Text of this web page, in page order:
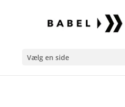
Vælg en side